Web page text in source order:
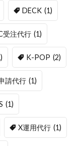
DECK (1)
受注代行 (1)
K-POP (2)
請代行 (1)
(1)
X運用代行 (1)